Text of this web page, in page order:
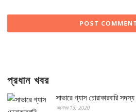
প্রধান খবর
সাভারে গ্যাস চোরাকারবারি
অক্টোবর 19, 2020